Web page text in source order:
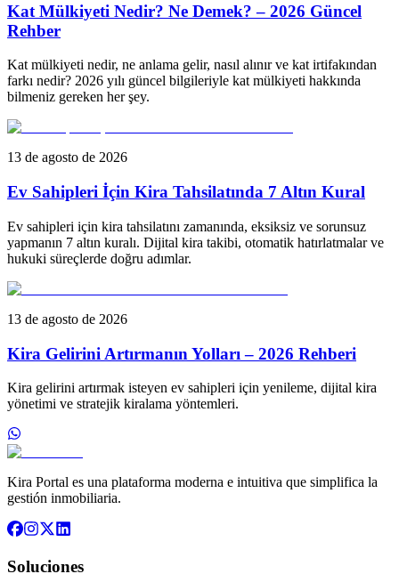
Kat Mülkiyeti Nedir? Ne Demek? – 2026 Güncel
Rehber
Kat mülkiyeti nedir, ne anlama gelir, nasıl alınır ve kat irtifakından
farkı nedir? 2026 yılı güncel bilgileriyle kat mülkiyeti hakkında
bilmeniz gereken her şey.
13 de agosto de 2026
Ev Sahipleri İçin Kira Tahsilatında 7 Altın Kural
Ev sahipleri için kira tahsilatını zamanında, eksiksiz ve sorunsuz
yapmanın 7 altın kuralı. Dijital kira takibi, otomatik hatırlatmalar ve
hukuki süreçlerde doğru adımlar.
13 de agosto de 2026
Kira Gelirini Artırmanın Yolları – 2026 Rehberi
Kira gelirini artırmak isteyen ev sahipleri için yenileme, dijital kira
yönetimi ve stratejik kiralama yöntemleri.
Kira Portal es una plataforma moderna e intuitiva que simplifica la
gestión inmobiliaria.
Soluciones